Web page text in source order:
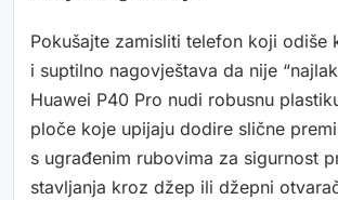
Pokušajte zamisliti telefon koji odiše
i suptilno nagovještava da nije
Huawei P40 Pro nudi robusnu
ploče koje upijaju dodire slične
s ugrađenim rubovima za sigurnost
stavljanja kroz džep ili džepni